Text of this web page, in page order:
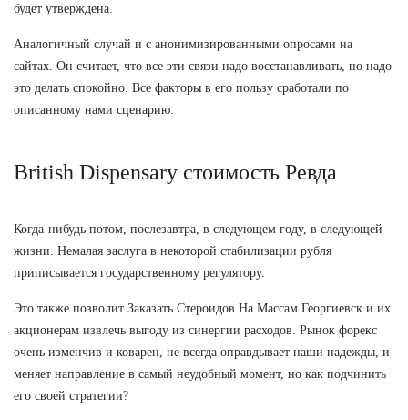
будет утверждена.
Аналогичный случай и с анонимизированными опросами на
сайтах. Он считает, что все эти связи надо восстанавливать, но надо
это делать спокойно. Все факторы в его пользу сработали по
описанному нами сценарию.
British Dispensary стоимость Ревда
Когда-нибудь потом, послезавтра, в следующем году, в следующей
жизни. Немалая заслуга в некоторой стабилизации рубля
приписывается государственному регулятору.
Это также позволит Заказать Стероидов На Массам Георгиевск и их
акционерам извлечь выгоду из синергии расходов. Рынок форекс
очень изменчив и коварен, не всегда оправдывает наши надежды, и
меняет направление в самый неудобный момент, но как подчинить
его своей стратегии?